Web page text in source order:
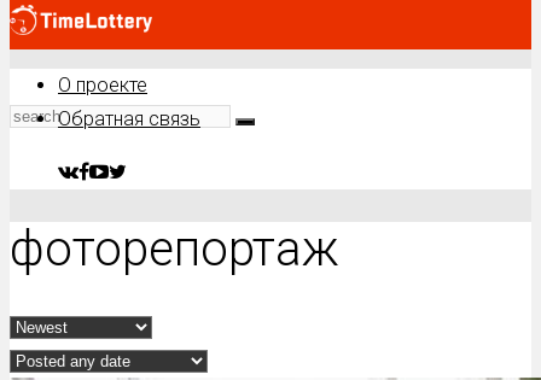
О проекте
Обратная связь
фоторепортаж